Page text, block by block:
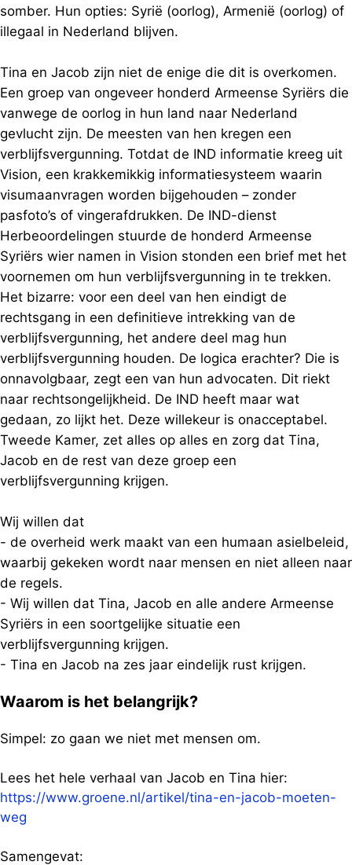
somber. Hun opties: Syrië (oorlog), Armenië (oorlog) of
illegaal in Nederland blijven.
Tina en Jacob zijn niet de enige die dit is overkomen.
Een groep van ongeveer honderd Armeense Syriërs die
vanwege de oorlog in hun land naar Nederland
gevlucht zijn. De meesten van hen kregen een
verblijfsvergunning. Totdat de IND informatie kreeg uit
Vision, een krakkemikkig informatiesysteem waarin
visumaanvragen worden bijgehouden – zonder
pasfoto’s of vingerafdrukken. De IND-dienst
Herbeoordelingen stuurde de honderd Armeense
Syriërs wier namen in Vision stonden een brief met het
voornemen om hun verblijfsvergunning in te trekken.
Het bizarre: voor een deel van hen eindigt de
rechtsgang in een definitieve intrekking van de
verblijfsvergunning, het andere deel mag hun
verblijfsvergunning houden. De logica erachter? Die is
onnavolgbaar, zegt een van hun advocaten. Dit riekt
naar rechtsongelijkheid. De IND heeft maar wat
gedaan, zo lijkt het. Deze willekeur is onacceptabel.
Tweede Kamer, zet alles op alles en zorg dat Tina,
Jacob en de rest van deze groep een
verblijfsvergunning krijgen.
Wij willen dat
- de overheid werk maakt van een humaan asielbeleid,
waarbij gekeken wordt naar mensen en niet alleen naar
de regels.
- Wij willen dat Tina, Jacob en alle andere Armeense
Syriërs in een soortgelijke situatie een
verblijfsvergunning krijgen.
- Tina en Jacob na zes jaar eindelijk rust krijgen.
Waarom is het belangrijk?
Simpel: zo gaan we niet met mensen om.
Lees het hele verhaal van Jacob en Tina hier:
https://www.groene.nl/artikel/tina-en-jacob-moeten-
weg
Samengevat: